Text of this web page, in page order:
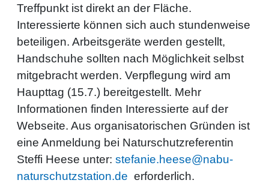
Treffpunkt ist direkt an der Fläche.
Interessierte können sich auch stundenweise
beteiligen. Arbeitsgeräte werden gestellt,
Handschuhe sollten nach Möglichkeit selbst
mitgebracht werden. Verpflegung wird am
Haupttag (15.7.) bereitgestellt. Mehr
Informationen finden Interessierte auf der
Webseite. Aus organisatorischen Gründen ist
eine Anmeldung bei Naturschutzreferentin
Steffi Heese unter:stefanie.heese@nabu-
naturschutzstation.de erforderlich.